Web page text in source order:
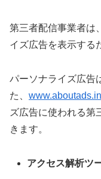
第三者配信事業者は
イズ広告を表示する
パーソナライズ広告
た、
ズ広告に使われる第
きます。
アクセス解析ツ